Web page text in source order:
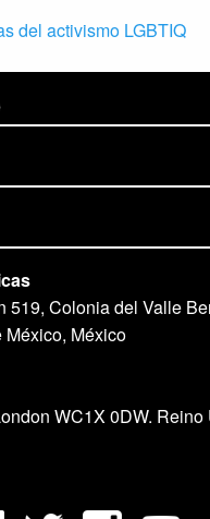
del activismo LGBTIQ
519, Colonia del Valle
México
WC1X 0DW. Reino